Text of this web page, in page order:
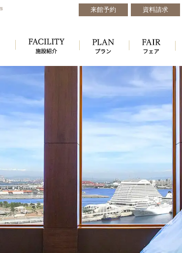
来館予約 資料請求